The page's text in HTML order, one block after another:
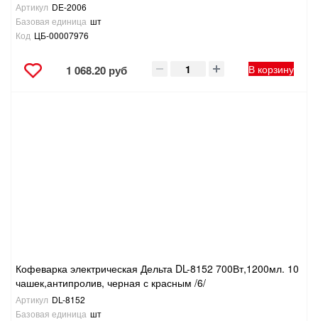
Артикул DE-2006
Базовая единица шт
Код ЦБ-00007976
1 068.20 руб В корзину
Кофеварка электрическая Дельта DL-8152 700Вт,1200мл. 10
чашек,антипролив, черная с красным /6/
Артикул DL-8152
Базовая единица шт